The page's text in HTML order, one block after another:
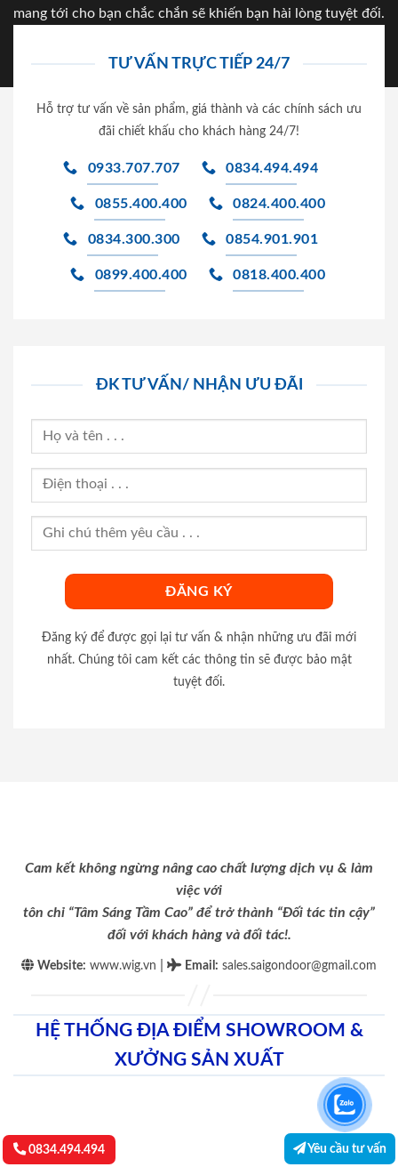
mang tới cho bạn chắc chắn sẽ khiến bạn hài lòng tuyệt đối.
TƯ VẤN TRỰC TIẾP 24/7
Hỗ trợ tư vấn về sản phẩm, giá thành và các chính sách ưu
đãi chiết khấu cho khách hàng 24/7!
0933.707.707 0834.494.494
0855.400.400 0824.400.400
0834.300.300 0854.901.901
0899.400.400 0818.400.400
ĐK TƯ VẤN/ NHẬN ƯU ĐÃI
Đăng ký để được gọi lại tư vấn & nhận những ưu đãi mới
nhất. Chúng tôi cam kết các thông tin sẽ được bảo mật
tuyệt đối.
Cam kết không ngừng nâng cao chất lượng dịch vụ & làm
việc với
tôn chỉ “Tâm Sáng Tầm Cao” để trở thành “Đối tác tin cậy”
đối với khách hàng và đối tác!.
Website: www.wig.vn Email : sales.saigondoor@gmail.com
HỆ THỐNG ĐỊA ĐIỂM SHOWROOM &
XƯỞNG SẢN XUẤT
0834.494.494 Yêu cầu tư vấn